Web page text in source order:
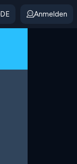
DE Anmelden